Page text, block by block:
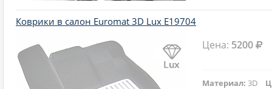
Коврики в салон Euromat 3D Lux E19704
Цена: 5200
Материал:3D